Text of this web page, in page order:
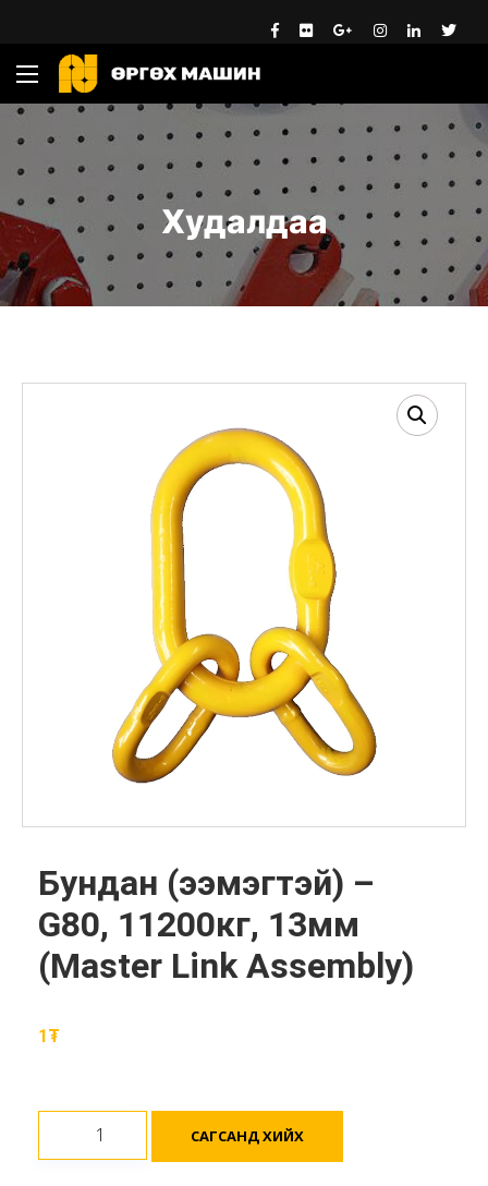
Худалдаа
Бундан (ээмэгтэй) –
G80, 11200кг, 13мм
(Master Link Assembly)
1₮
САГСАНД ХИЙХ